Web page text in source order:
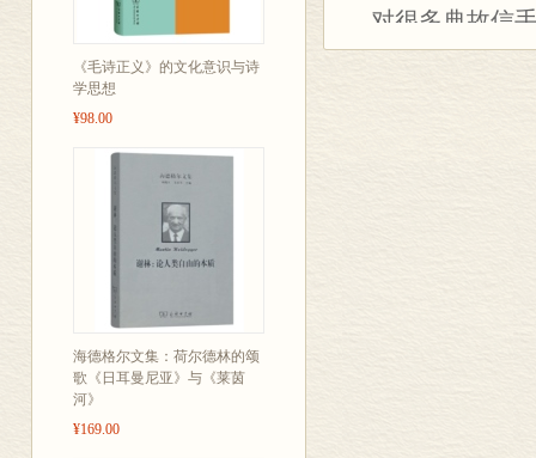
《毛诗正义》的文化意识与诗
学思想
¥98.00
海德格尔文集：荷尔德林的颂
歌《日耳曼尼亚》与《莱茵
河》
¥169.00
对很多典故信
11章)，为“但